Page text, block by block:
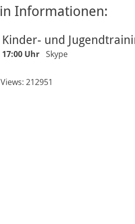
Informationen:
Kinder- und
17:00 Uhr Skype
Views: 212951